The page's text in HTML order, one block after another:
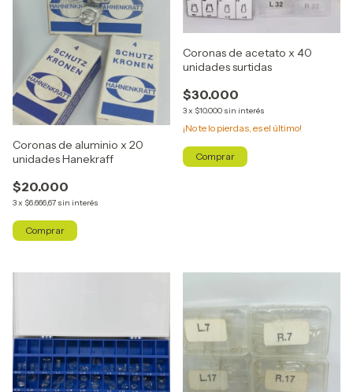
Coronas de aluminio x 20
unidades Hanekraff
$20.000
3x $6.666,67 sin interés
Coronas de acetato x 40
unidades surtidas
$30.000
3x $10.000 sin interés
¡No te lo pierdas, es el último!